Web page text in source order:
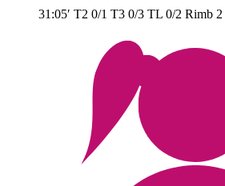
31:05′ T2 0/1 T3 0/3 TL 0/2 Rimb 2